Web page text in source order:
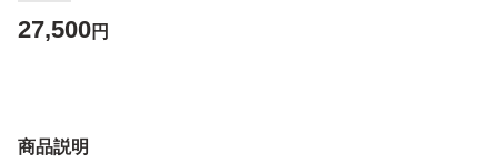
27,500円
商品説明